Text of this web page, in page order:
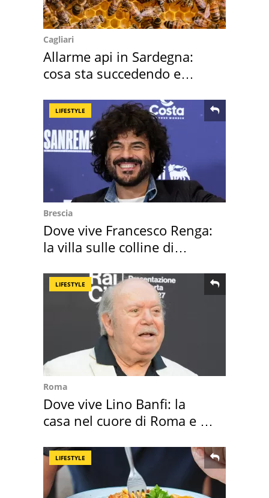
Cagliari
Allarme api in Sardegna:
cosa sta succedendo e
LIFESTYLE
Brescia
Dove vive Francesco Renga:
la villa sulle colline di
LIFESTYLE
Roma
Dove vive Lino Banfi: la
casa nel cuore di Roma e i
LIFESTYLE